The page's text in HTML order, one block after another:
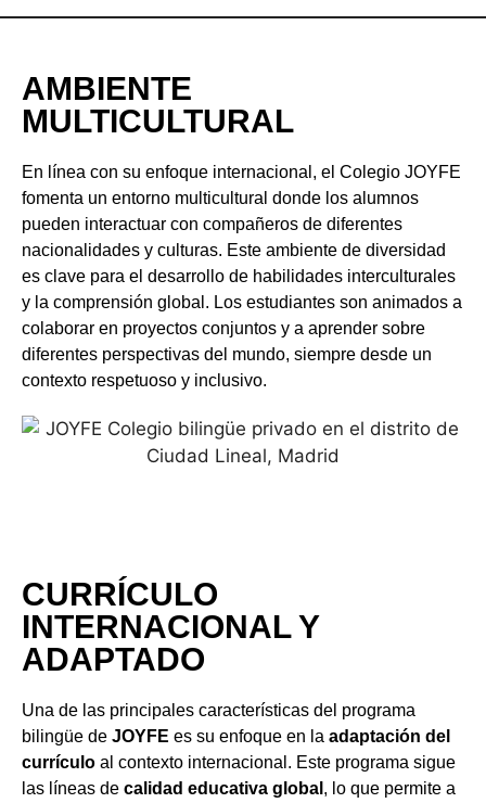
AMBIENTE
MULTICULTURAL
En línea con su enfoque internacional, el Colegio JOYFE
fomenta un entorno multicultural donde los alumnos
pueden interactuar con compañeros de diferentes
nacionalidades y culturas. Este ambiente de diversidad
es clave para el desarrollo de habilidades interculturales
y la comprensión global. Los estudiantes son animados a
colaborar en proyectos conjuntos y a aprender sobre
diferentes perspectivas del mundo, siempre desde un
contexto respetuoso y inclusivo.
CURRÍCULO
INTERNACIONAL Y
ADAPTADO
Una de las principales características del programa
bilingüe de JOYFE es su enfoque en la adaptación del
currículo al contexto internacional. Este programa sigue
las líneas de calidad educativa global , lo que permite a